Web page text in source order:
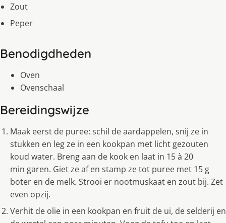
Zout
Peper
Benodigdheden
Oven
Ovenschaal
Bereidingswijze
Maak eerst de puree: schil de aardappelen, snij ze in
stukken en leg ze in een kookpan met licht gezouten
koud water. Breng aan de kook en laat in 15 à 20
min garen. Giet ze af en stamp ze tot puree met 15 g
boter en de melk. Strooi er nootmuskaat en zout bij. Zet
even opzij.
Verhit de olie in een kookpan en fruit de ui, de selderij en